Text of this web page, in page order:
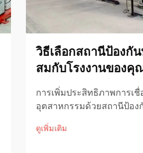
วิธีเลือกสถานีป้องกั
สมกับโรงงานของคุ
การเพิ่มประสิทธิภาพการเ
อุตสาหกรรมด้วยสถานีป้อง
จำนวนมาก การปกป้องระบ
ดูเพิ่มเติม